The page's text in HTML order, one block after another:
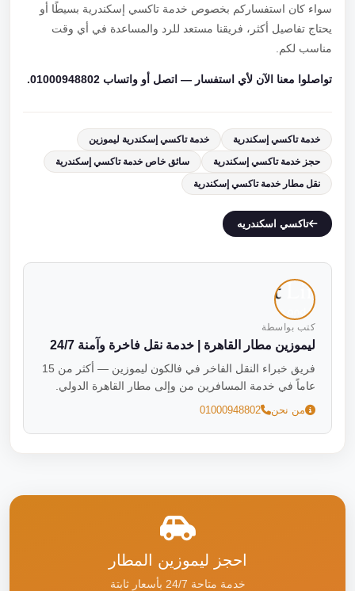
سواء كان استفساركم بخصوص خدمة تاكسي إسكندرية بسيطًا أو
يحتاج تفاصيل أكثر، فريقنا مستعد للرد والمساعدة في أي وقت
مناسب لكم.
تواصلوا معنا الآن لأي استفسار — اتصل أو واتساب 01000948802.
خدمة تاكسي إسكندرية
خدمة تاكسي إسكندرية ليموزين
حجز خدمة تاكسي إسكندرية
سائق خاص خدمة تاكسي إسكندرية
نقل مطار خدمة تاكسي إسكندرية
تاكسي اسكندريه
كتب بواسطة
ليموزين مطار القاهرة | خدمة نقل فاخرة وآمنة 24/7
فريق خبراء النقل الفاخر في فالكون ليموزين — أكثر من 15
عاماً في خدمة المسافرين من وإلى مطار القاهرة الدولي.
من نحن 01000948802
احجز ليموزين المطار
خدمة متاحة 24/7 بأسعار ثابتة